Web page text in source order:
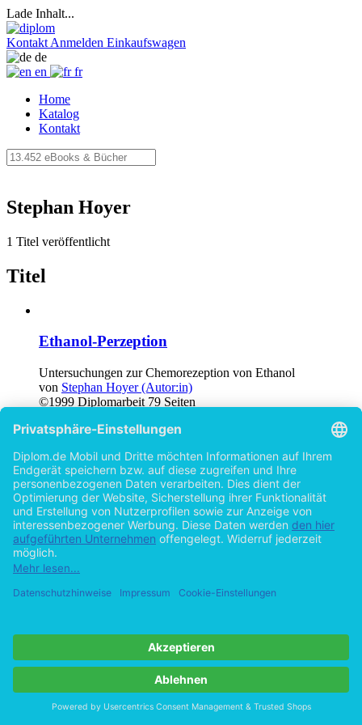
Lade Inhalt...
Kontakt Anmelden Einkaufswagen
de
en
fr
Home
Katalog
Kontakt
Stephan Hoyer
1 Titel veröffentlicht
Titel
Ethanol-Perzeption
Untersuchungen zur Chemorezeption von Ethanol
von Stephan Hoyer (Autor:in)
©1999 Diplomarbeit 79 Seiten
Hilfe/FAQ
Datenschutz
AGB
Vertrag widerrufen
Zur Desktop-Version
Copyright ©Imprint in der Bedey & Thoms Media GmbH powered
byOpen Publishing
Cookie-Einstellungen